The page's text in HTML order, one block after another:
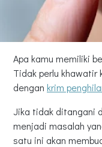
Apa kamu memiliki
Tidak perlu khawatir
dengan krim
Jika tidak ditangani
menjadi masalah
satu ini akan